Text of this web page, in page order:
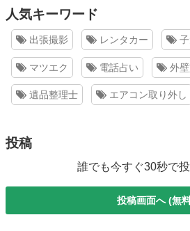
人気キーワード
出張撮影 レンタカー
マツエク 電話占い 外
遺品整理士 エアコン取り外し
投稿
誰でも今すぐ30秒で
投稿画面へ (無